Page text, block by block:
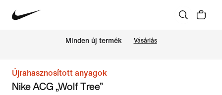
Minden új termék Vásárlás
Újrahasznosított anyagok
Nike ACG „Wolf Tree”